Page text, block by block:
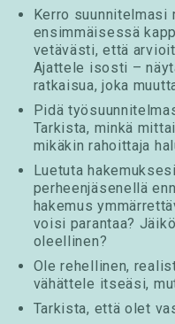
Kerro suunnitelmasi
ensimmäisessä
vetävästi, että
Ajattele isosti –
ratkaisua, joka
Pidä
Tarkista, minkä
mikäkin rahoittaja
Luetuta
perheenjäsenellä
hakemus
voisi parantaa?
oleellinen?
Ole rehellinen,
vähättele itseäsi,
Tarkista, että olet